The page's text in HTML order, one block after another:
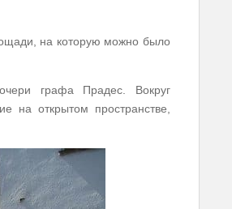
на которую можно было
графа Прадес. Вокруг
на открытом пространстве,